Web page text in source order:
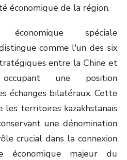
économique de la région.
spéciale
comme l'un des six
entre la Chine et
une position
échanges bilatéraux. Cette
les territoires kazakhstanais
une dénomination
crucial dans la connexion
économique majeur du